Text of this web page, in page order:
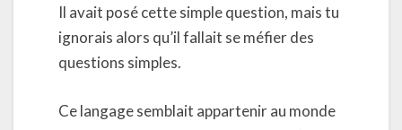
Il avait posé cette simple question, mais tu
ignorais alors qu’il fallait se méfier des
questions simples.
Ce langage semblait appartenir au monde